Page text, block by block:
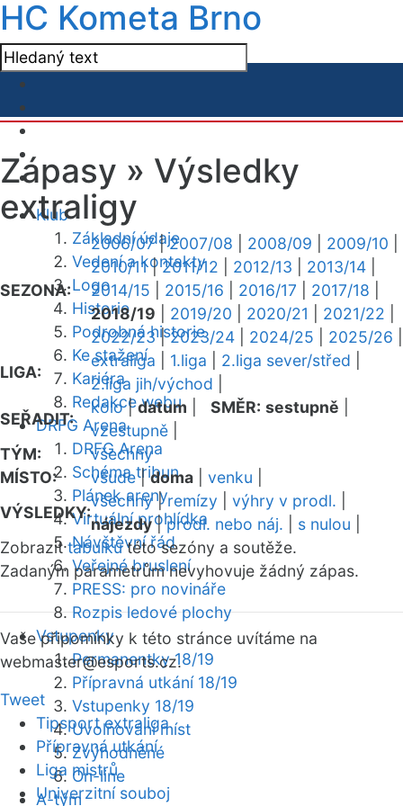
HC Kometa Brno
Klub
Základní údaje
Vedení a kontakty
Logo
Historie
Podrobná historie
Ke stažení
Kariéra
Redakce webu
DRFG Arena
DRFG Arena
Schéma tribun
Plánek areny
Virtuální prohlídka
Návštěvní řád
Veřejné bruslení
PRESS: pro novináře
Rozpis ledové plochy
Vstupenky
Permanentky 18/19
Přípravná utkání 18/19
Vstupenky 18/19
Uvolňování míst
Zvýhodněné
On-line
A-tým
Zápasy » Výsledky
extraligy
SEZONA:
2006/07|2007/08 2008/09 2009/10
2010/11|2011/12 2012/13 2013/14
2014/15
2015/16 2016/17 2017/18
2018/19
2019/20 2020/21 2021/22
2022/23|2023/24 2024/25 2025/26
LIGA:
extraliga 1.liga 2.liga sever/střed
2.liga jih/východ
SEŘADIT:
kolo|datum SMĚR: sestupně
vzestupně
TÝM:
všechny
MÍSTO:
všude|doma venku
VÝSLEDKY:
všechny|remízy výhry v prodl.
nájezdy|prodl. nebo náj. s nulou
Zobrazittabulkutéto sezóny a soutěže.
Zadaným parametrům nevyhovuje žádný zápas.
Vaše připomínky k této stránce uvítáme na
webmaster@esports.cz.
Tweet
Tipsport extraliga
Přípravná utkání
Liga mistrů
Univerzitní souboj